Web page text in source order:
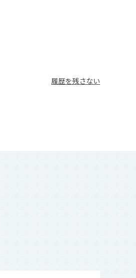
履歴を残さない